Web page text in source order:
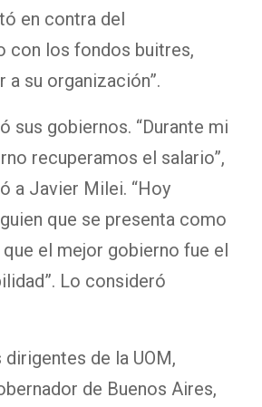
en contra del
con los fondos buitres,
a su organización”.
sus gobiernos. “Durante mi
recuperamos el salario”,
a Javier Milei. “Hoy
que se presenta como
el mejor gobierno fue el
Lo consideró
de la UOM,
de Buenos Aires,